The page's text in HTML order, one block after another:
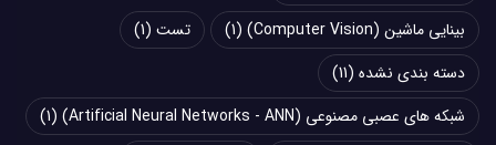
بینایی ماشین (Computer Vision)
(1) تست (1)
دسته بندی نشده (11)
شبکه های عصبی مصنوعی (Artificial Neural Networks - ANN)
(1)